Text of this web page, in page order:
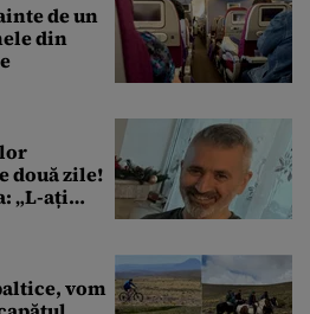
de un
din
două zile!
„L-ați
vom